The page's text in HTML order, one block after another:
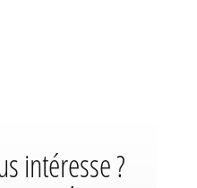
intéresse ?